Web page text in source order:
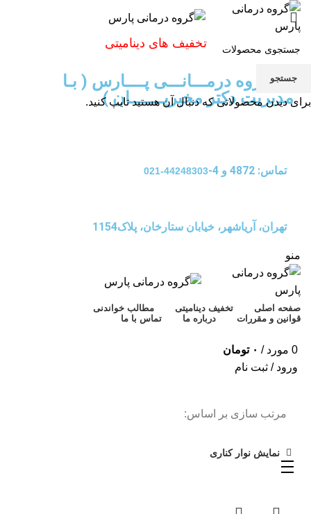
تخفیف های دینامیتی
گـــــروه درمـــانـــی پــــارس ( بـا
مدیریت دکتر مخبریـــــــان )
تماس: 4872 و 4- 44248303-021
تهران، آریاشهر، خیابان ستارخان، پلاک1154
منو
صفحه اصلی تخفیف دینامیتی
مطالب خواندنی
قوانین و مقررات
درباره ما تماس با ما
0 مورد / ۰ تومان
ورود / ثبت نام
مرتب سازی بر اساس:
نمایش نوار کناری
جستجو
برای دیدن محصولاتی که دنبال آن هستید تایپ کنید.